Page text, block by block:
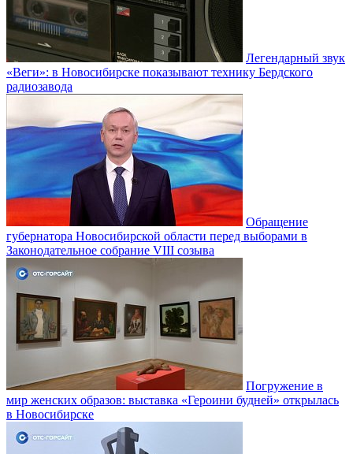
Легендарный звук
«Веги»: в Новосибирске показывают технику Бердского
радиозавода
Обращение
губернатора Новосибирской области перед выборами в
Законодательное собрание VIII созыва
Погружение в
мир женских образов: выставка «Героини будней» открылась
в Новосибирске